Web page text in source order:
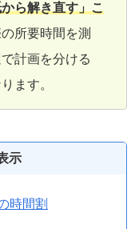
ら解き直す」こ
所要時間を測
計画を分ける
ます。
示
時間割